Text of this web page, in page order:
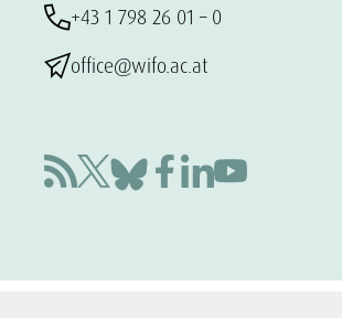
+43 1 798 26 01 – 0
office@wifo.ac.at